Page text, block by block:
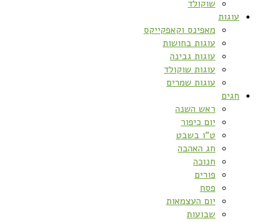
שוקולד
עוגות
מאפינס וקאפקייקס
עוגות בחושות
עוגות גבינה
עוגות שוקולד
עוגות שמרים
חגים
ראש השנה
יום כיפור
ט”ו בשבט
חג האהבה
חנוכה
פורים
פסח
יום העצמאות
שבועות